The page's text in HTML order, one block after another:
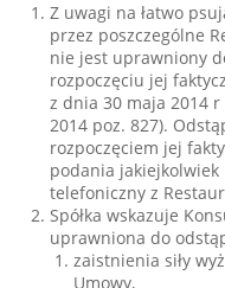
Z uwagi na łatwo
przez poszczególne
nie jest uprawniony
rozpoczęciu jej
z dnia 30 maja 2014
2014 poz. 827).
rozpoczęciem jej
podania
telefoniczny z
Spółka wskazuje
uprawniona do
zaistnienia siły
Umowy,